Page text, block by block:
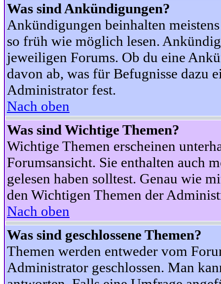
Was sind Ankündigungen?
Ankündigungen beinhalten
so früh wie möglich lesen.
jeweiligen Forums. Ob du eine
davon ab, was für Befugnisse dazu
Administrator fest.
Nach oben
Was sind Wichtige Themen?
Wichtige Themen erscheinen
Forumsansicht. Sie enthalten auch
gelesen haben solltest. Genau wie
den Wichtigen Themen der
Nach oben
Was sind geschlossene Themen?
Themen werden entweder vom
Administrator geschlossen. Man